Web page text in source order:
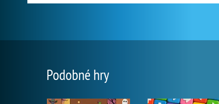
Podobné hry